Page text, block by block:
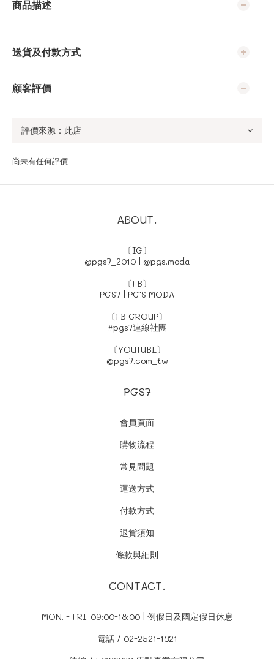
商品描述
送貨及付款方式
顧客評價
尚未有任何評價
ABOUT.
〔IG〕
@pgs7_2010| @pgs.moda
〔FB〕
PGS7| PG'S MODA
〔FB GROUP〕
#pgs7連線社團
〔YOUTUBE〕
@pgs7.com_tw
PGS7
會員頁面
購物流程
常見問題
運送方式
付款方式
退貨須知
條款與細則
CONTACT.
MON. - FRI. 09:00-18:00 | 例假日及國定假日休息
電話 / 02-2521-1321